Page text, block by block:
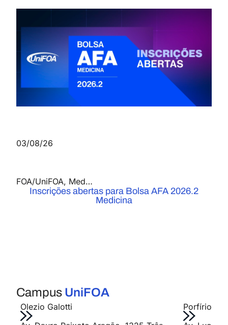
03/08/26
FOA/UniFOA, Medicina
Inscrições abertas para Bolsa AFA 2026.2
Medicina
Campus UniFOA
Olezio Galotti
Porfírio